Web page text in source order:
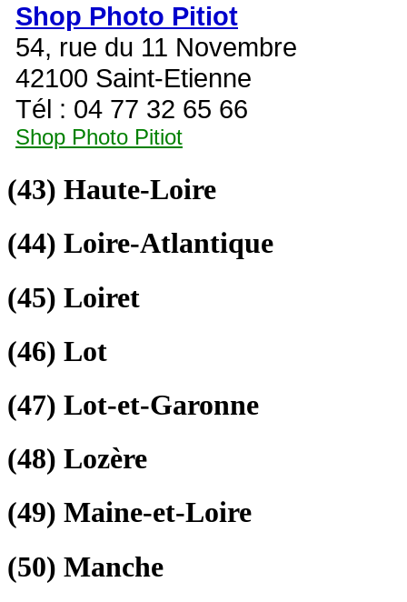
Shop Photo Pitiot
54, rue du 11 Novembre
42100 Saint-Etienne
Tél : 04 77 32 65 66
Shop Photo Pitiot
(43) Haute-Loire
(44) Loire-Atlantique
(45) Loiret
(46) Lot
(47) Lot-et-Garonne
(48) Lozère
(49) Maine-et-Loire
(50) Manche